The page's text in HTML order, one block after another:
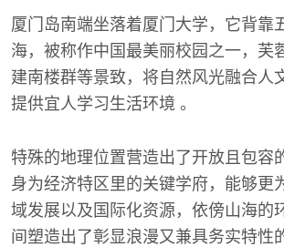
厦门岛南端坐落着厦门大学，它背靠
海，被称作中国最美丽校园之一，芙
建南楼群等景致，将自然风光融合人
提供宜人学习生活环境 。
特殊的地理位置营造出了开放且包容
身为经济特区里的关键学府，能够更
域发展以及国际化资源，依傍山海的
间塑造出了彰显浪漫又兼具务实特性